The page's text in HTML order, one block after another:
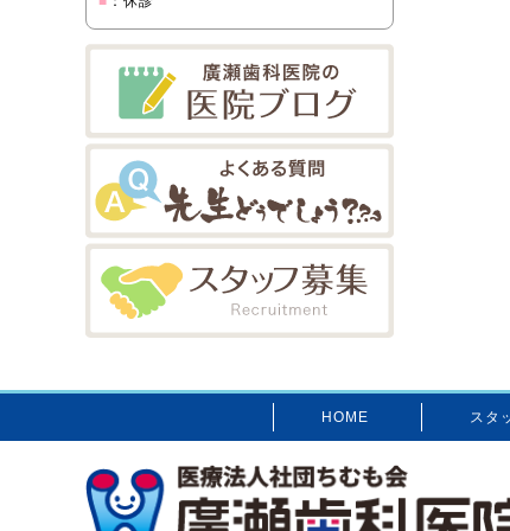
HOME スタ